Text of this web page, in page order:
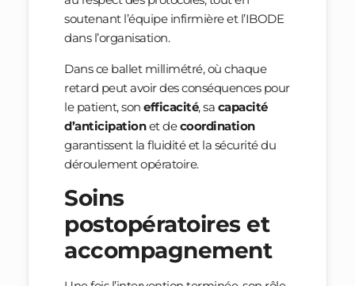
soutenant l’équipe infirmière et l’IBODE
dans l’organisation.
Dans ce ballet millimétré, où chaque
retard peut avoir des conséquences pour
le patient, son efficacité, sa capacité
d’anticipationet decoordination
garantissent la fluidité et la sécurité du
déroulement opératoire.
Soins
postopératoires et
accompagnement